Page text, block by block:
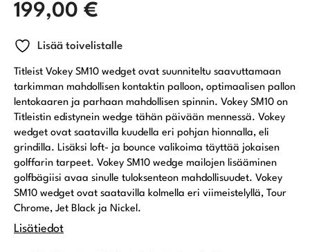
199,00 €
Lisää toivelistalle
Titleist Vokey SM10 wedget ovat suunniteltu saavuttamaan
tarkimman mahdollisen kontaktin palloon, optimaalisen pallon
lentokaaren ja parhaan mahdollisen spinnin. Vokey SM10 on
Titleistin edistynein wedge tähän päivään mennessä. Vokey
wedget ovat saatavilla kuudella eri pohjan hionnalla, eli
grindilla. Lisäksi loft- ja bounce valikoima täyttää jokaisen
golffarin tarpeet. Vokey SM10 wedge mailojen lisääminen
golfbägiisi avaa sinulle tuloksenteon mahdollisuudet. Vokey
SM10 wedget ovat saatavilla kolmella eri viimeistelyllä, Tour
Chrome, Jet Black ja Nickel.
Lisätiedot